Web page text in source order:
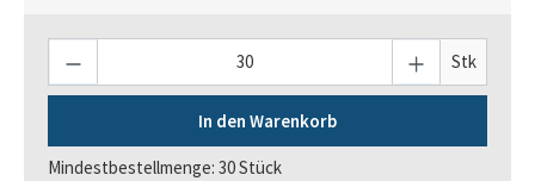
Stk
In den Warenkorb
Mindestbestellmenge: 30 Stück